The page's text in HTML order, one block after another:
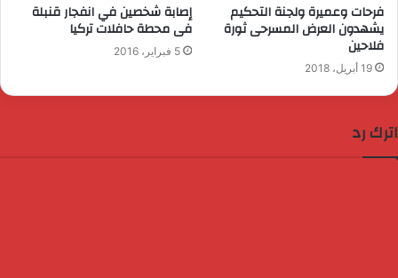
فرحات وعميرة ولجنة التحكيم
يشهدون العرض المسرحى ثورة
فلاحين
19 أبريل، 2018
إصابة شخصين في انفجار قنبلة
فى محطة حافلات تركيا
5 فبراير، 2016
اترك رد